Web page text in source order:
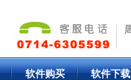
软件购买 软件下载